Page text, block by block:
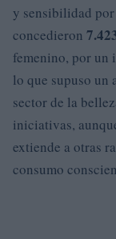
y sensibilidad
concedieron
femenino, por un
lo que supuso un
sector de la
iniciativas,
extiende a otras
consumo